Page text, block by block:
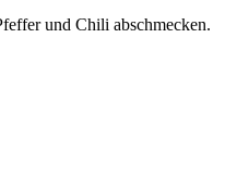
und Chili abschmecken.